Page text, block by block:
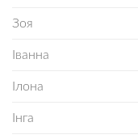
Зоя
Іванна
Ілона
Інга